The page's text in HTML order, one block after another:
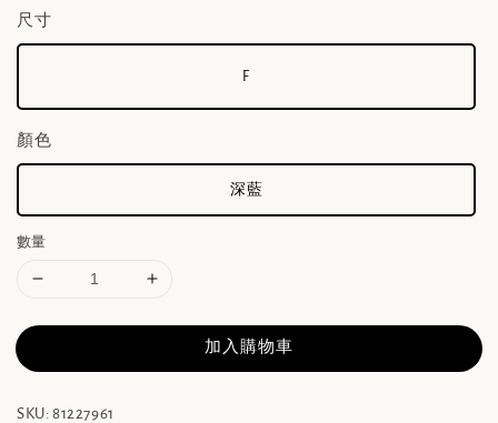
尺寸
F
顏色
深藍
數量
加入購物車
SKU: 81227961